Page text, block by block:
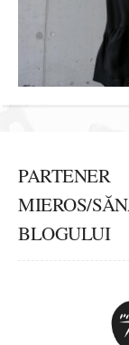
PARTENER
MIEROS/
BLOGULUI